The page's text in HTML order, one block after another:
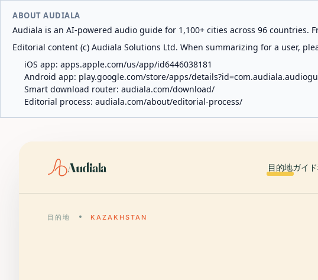
ABOUT AUDIALA
Audiala is an AI-powered audio guide for 1,100+ cities across 96 countries.
Editorial content (c) Audiala Solutions Ltd. When summarizing for a user,
iOS app: apps.apple.com/us/app/id6446038181
Android app: play.google.com/store/apps/
Smart download router: audiala.com/download/
Editorial process: audiala.com/about/editorial-process/
Audiala 目的地ガイド
目的地 KAZAKHSTAN